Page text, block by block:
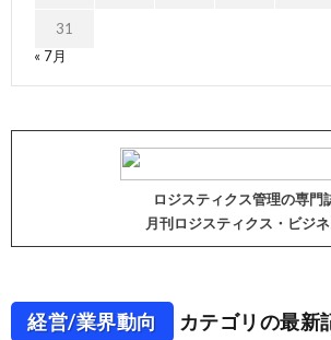
31
« 7月
ロジスティクス管理の専門
月刊ロジスティクス・ビジ
経営/業界動向 カテゴリの最新